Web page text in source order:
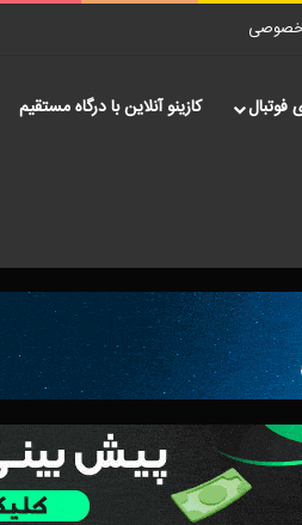
کازینو آنلاین با درگاه مستقیم